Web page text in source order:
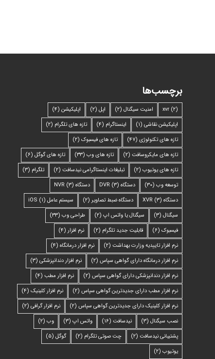
برچسب‌ها
xvr(۲) امنیت سیگنال (۲) اپل (۲) اپلیکیشن (۴)
اپلیکیشن نقاشی (۱) اینستاگرام (۴) تازه های تلگرام (۲)
تازه های تکنولوژی (۴۷) تازه های فیسبوک (۲)
تازه های مایکروسافت (۲) تازه های وب (۳۳) تازه های گوگل (۶)
تازه های یوتیوب (۲) تبلیغات اینستاگرامی نیدسافت (۲) تلگرام (۳)
توسعه وب (۳۰) دستگاه DVR (۳) دستگاه NVR (۳)
دستگاه XVR (۳) دستگاه ضبط تصاویر (۲) سیستم عامل iOS (۱)
سیگنال (۳) سیگنال یا واتس اپ (۲) طراحی وب (۳۳)
فیسبوک (۶) قابلیت جدید تلگرام (۲) نرم افزار (۴)
نرم افزار تاییدیه وزارت بهداشت (۲) نرم افزار درمانگاه (۴)
نرم افزار درمانگاه دارای گواهی سپاس (۲) نرم افزار دندانپزشکی (۳)
نرم افزار دندانپزشکی دارای گواهی سپاس (۲) نرم افزار مطب (۴)
نرم افزار مطب دارای جدیدترین گواهی سپاس (۲) نرم افزار کلینیک (۴)
نرم افزار کلینیک دارای جدیدترین گواهی سپاس (۲) نرم افزار گرافی (۲)
نصب سیگنال (۳) نیدسافت (۱۶) واتس اپ (۳) وب (۲)
پشتیبانی نیدسافت (۲) چت صوتی تلگرام (۲) گوگل (۵)
یوتیوب (۲)